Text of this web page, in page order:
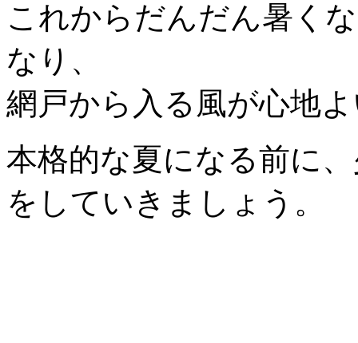
これからだんだん暑く
なり、
網戸から入る風が心地
本格的な夏になる前に
をしていきましょう。